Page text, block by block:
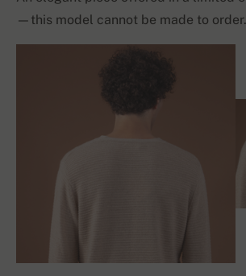
—this model cannot be made to order.